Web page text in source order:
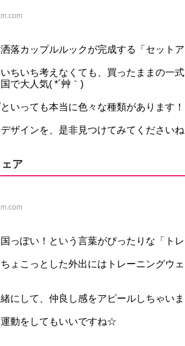
落カップルルックが完成する「セット
ちいち考えなくても、買ったままの一
で大人気( *´艸｀)
いっても本当に色々な種類があります！
ザインを、是非見つけてみてくださいね
ア
っぽい！という言葉がぴったりな「ト
ょこっとした外出にはトレーニングウ
にして、仲良し感をアピールしちゃい
動をしてもいいですね☆